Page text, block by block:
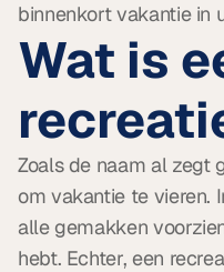
binnenkort vakantie in
Wat is
Zoals de naam al zegt
om vakantie te vieren.
alle gemakken
hebt. Echter, een